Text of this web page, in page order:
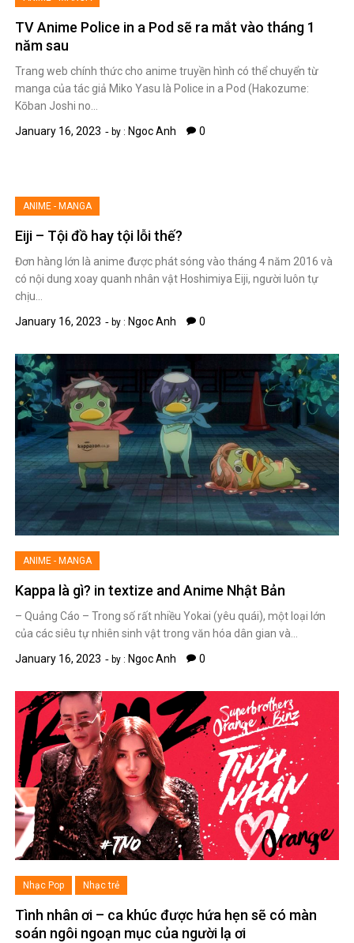
TV Anime Police in a Pod sẽ ra mắt vào tháng 1
năm sau
Trang web chính thức cho anime truyền hình có thể chuyển từ
manga của tác giả Miko Yasu là Police in a Pod (Hakozume:
Kōban Joshi no…
January 16, 2023
by : Ngoc Anh 0
ANIME - MANGA
Eiji – Tội đồ hay tội lỗi thế?
Đơn hàng lớn là anime được phát sóng vào tháng 4 năm 2016 và
có nội dung xoay quanh nhân vật Hoshimiya Eiji, người luôn tự
chịu…
January 16, 2023
by : Ngoc Anh 0
ANIME - MANGA
Kappa là gì? in textize and Anime Nhật Bản
– Quảng Cáo – Trong số rất nhiều Yokai (yêu quái), một loại lớn
của các siêu tự nhiên sinh vật trong văn hóa dân gian và…
January 16, 2023
by : Ngoc Anh 0
Nhạc Pop Nhạc trẻ
Tình nhân ơi – ca khúc được hứa hẹn sẽ có màn
soán ngôi ngoạn mục của người lạ ơi